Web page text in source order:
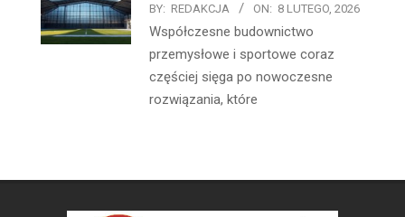
BY: REDAKCJA ON: 8 LUTEGO, 2026
Współczesne budownictwo
przemysłowe i sportowe coraz
częściej sięga po nowoczesne
rozwiązania, które